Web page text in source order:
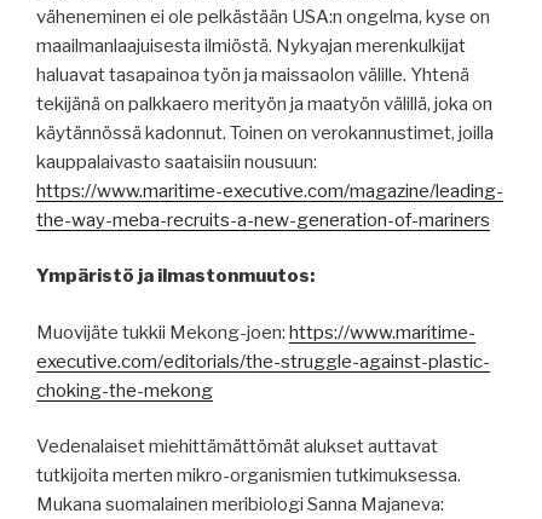
väheneminen ei ole pelkästään USA:n ongelma, kyse on
maailmanlaajuisesta ilmiöstä. Nykyajan merenkulkijat
haluavat tasapainoa työn ja maissaolon välille. Yhtenä
tekijänä on palkkaero merityön ja maatyön välillä, joka on
käytännössä kadonnut. Toinen on verokannustimet, joilla
kauppalaivasto saataisiin nousuun:
https://www.maritime-executive.com/magazine/leading-
the-way-meba-recruits-a-new-generation-of-mariners
Ympäristö ja ilmastonmuutos:
Muovijäte tukkii Mekong-joen: https://www.maritime-
executive.com/editorials/the-struggle-against-plastic-
choking-the-mekong
Vedenalaiset miehittämättömät alukset auttavat
tutkijoita merten mikro-organismien tutkimuksessa.
Mukana suomalainen meribiologi Sanna Majaneva: